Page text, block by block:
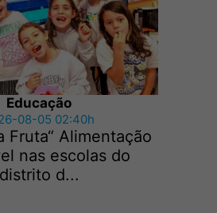
Educação
08-05 02:40h
Fruta“ Alimentação
nas escolas do
distrito d...